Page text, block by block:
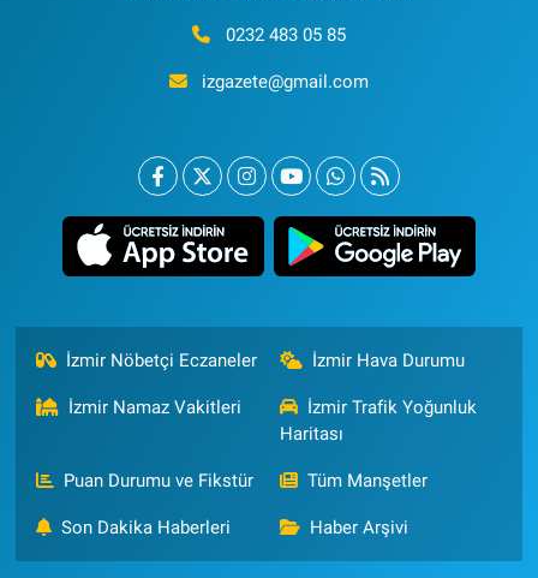
0232 483 05 85
izgazete@gmail.com
İzmir Nöbetçi Eczaneler İzmir Hava Durumu
İzmir Namaz Vakitleri
İzmir Trafik Yoğunluk
Haritası
Puan Durumu ve Fikstür Tüm Manşetler
Son Dakika Haberleri Haber Arşivi